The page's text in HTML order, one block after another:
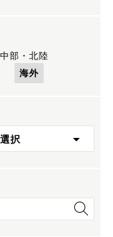
中部・北陸
海外
択